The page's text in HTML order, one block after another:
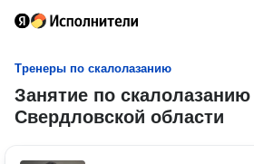
Тренеры по скалолазанию
Занятие по
Свердловской области